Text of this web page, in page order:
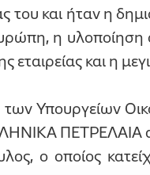
του και ήταν η
η υλοποίηση
εταιρείας και η
Υπουργείων
ΠΕΤΡΕΛΑΙΑ
ο οποίος